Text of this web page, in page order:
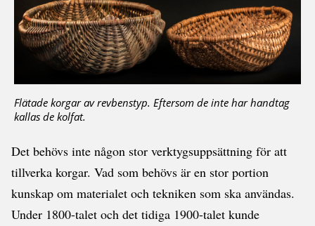
Flätade korgar av revbenstyp. Eftersom de inte har handtag
kallas de kolfat.
Det behövs inte någon stor verktygsuppsättning för att
tillverka korgar. Vad som behövs är en stor portion
kunskap om materialet och tekniken som ska användas.
Under 1800-talet och det tidiga 1900-talet kunde